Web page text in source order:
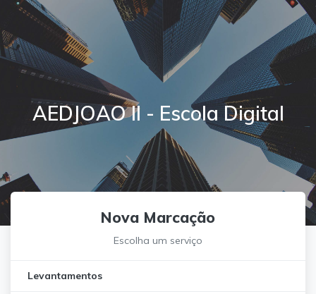
AEDJOAO II - Escola Digital
Nova Marcação
Escolha um serviço
Levantamentos